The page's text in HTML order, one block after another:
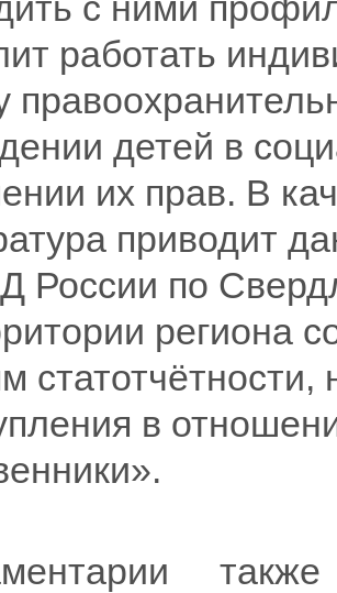
работать
детей в
их прав. В
приводит
России по
региона
статотчётности,
в